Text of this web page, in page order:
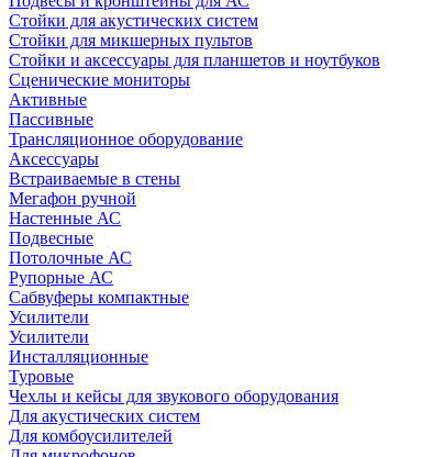
Стойки для акустических систем
Стойки для микшерных пультов
Стойки и аксессуары для планшетов и ноутбуков
Сценические мониторы
Активные
Пассивные
Трансляционное оборудование
Аксессуары
Встраиваемые в стены
Мегафон ручной
Настенные АС
Подвесные
Потолочные АС
Рупорные АС
Сабвуферы компактные
Усилители
Усилители
Инсталляционные
Туровые
Чехлы и кейсы для звукового оборудования
Для акустических систем
Для комбоусилителей